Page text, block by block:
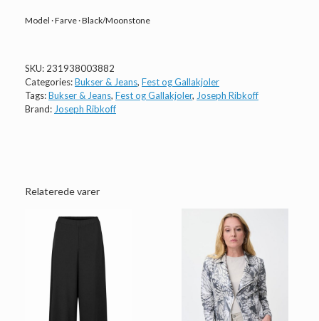
Model · Farve · Black/Moonstone
SKU: 231938003882
Categories:Bukser & Jeans, Fest og Gallakjoler
Tags:Bukser & Jeans, Fest og Gallakjoler, Joseph Ribkoff
Brand: Joseph Ribkoff
Relaterede varer